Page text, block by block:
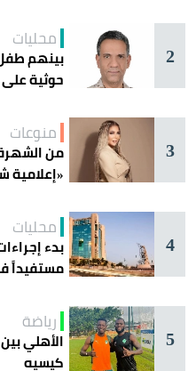
2
محليات
حوثية
3
منوعات
من
«إعلامية
4
محليات
مستفيداً
5
رياضة
الأهلي
كيسيه